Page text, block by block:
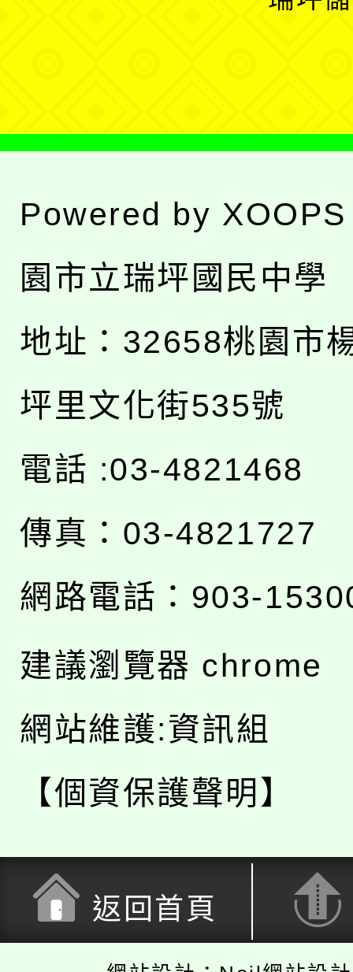
Powered by XOOPS
園市立瑞坪國民中學
地址： 32658桃園市
坪里文化街535號
電話 :03-4821468
傳真：03-4821727
網路電話：903-
建議瀏覽器 chrome
網站維護:資訊組
【個資保護聲明】
返回首頁